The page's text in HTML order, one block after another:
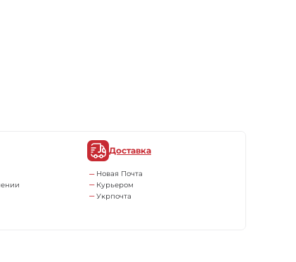
Доставка
Новая Почта
Курьером
Укрпочта